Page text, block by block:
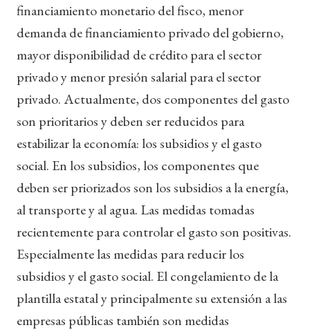
financiamiento monetario del fisco, menor
demanda de financiamiento privado del gobierno,
mayor disponibilidad de crédito para el sector
privado y menor presión salarial para el sector
privado. Actualmente, dos componentes del gasto
son prioritarios y deben ser reducidos para
estabilizar la economía: los subsidios y el gasto
social. En los subsidios, los componentes que
deben ser priorizados son los subsidios a la energía,
al transporte y al agua. Las medidas tomadas
recientemente para controlar el gasto son positivas.
Especialmente las medidas para reducir los
subsidios y el gasto social. El congelamiento de la
plantilla estatal y principalmente su extensión a las
empresas públicas también son medidas